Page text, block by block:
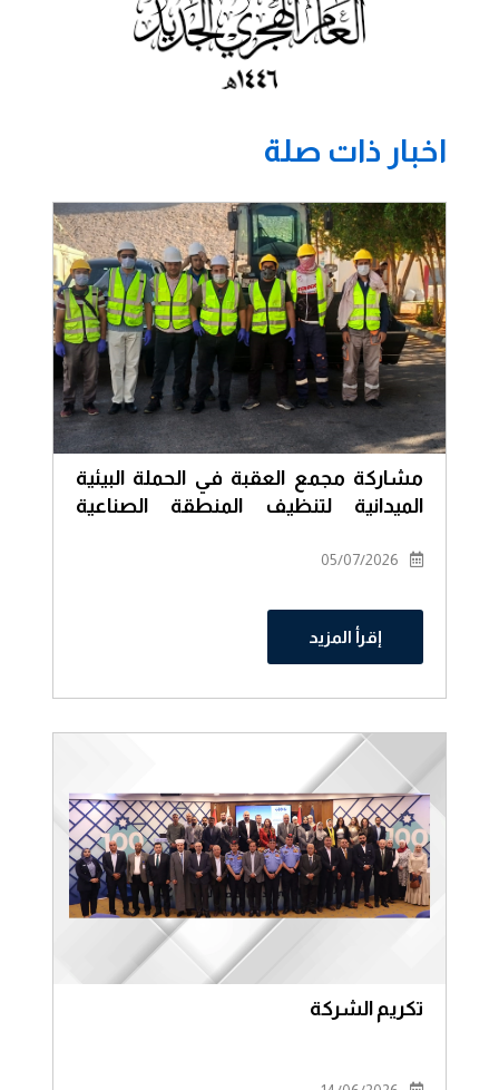
اخبار ذات صلة
مشاركة مجمع العقبة في الحملة البيئية
الميدانية لتنظيف المنطقة الصناعية
05/07/2026
إقرأ المزيد
تكريم الشركة